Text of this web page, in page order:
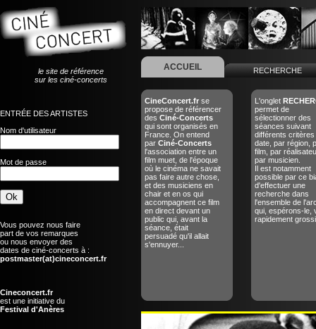
le site de référence
sur les ciné-concerts
ENTRÉE DES ARTISTES
Nom d'utilisateur
Mot de passe
Vous pouvez nous faire
part de vos remarques
ou nous envoyer des
dates de ciné-concerts à :
postmaster(at)cineconcert.fr
Cineconcert.fr
est une initiative du
Festival d'Anères
ACCUEIL RECHERCHE
CineConcert.fr se
propose de référencer
des Ciné-Concerts
qui sont organisés en
France. On entend
par Ciné-Concerts
l'association entre un
film muet, de l'époque
où le cinéma ne savait
pas faire autre chose,
et des musiciens en
chair et en os qui
accompagnent ce film
en direct devant un
public qui, avant la
séance, était
persuadé qu'il allait
s'ennuyer...
L'onglet
permet de
sélectionner des
séances suivant
différents critères
date, par région,
film, par
par musicien.
Il est notamment
possible par ce
d'effectuer une
recherche dans
l'ensemble de
qui, espérons-le,
rapidement